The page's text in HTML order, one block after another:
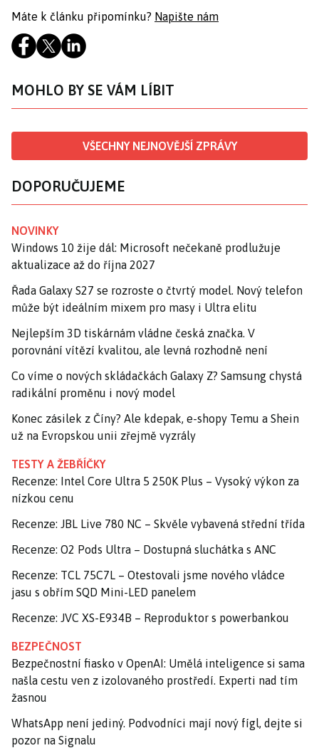
Máte k článku připomínku? Napište nám
MOHLO BY SE VÁM LÍBIT
VŠECHNY NEJNOVĚJŠÍ ZPRÁVY
DOPORUČUJEME
NOVINKY
Windows 10 žije dál: Microsoft nečekaně prodlužuje
aktualizace až do října 2027
Řada Galaxy S27 se rozroste o čtvrtý model. Nový telefon
může být ideálním mixem pro masy i Ultra elitu
Nejlepším 3D tiskárnám vládne česká značka. V
porovnání vítězí kvalitou, ale levná rozhodně není
Co víme o nových skládačkách Galaxy Z? Samsung chystá
radikální proměnu i nový model
Konec zásilek z Číny? Ale kdepak, e-shopy Temu a Shein
už na Evropskou unii zřejmě vyzrály
TESTY A ŽEBŘÍČKY
Recenze: Intel Core Ultra 5 250K Plus – Vysoký výkon za
nízkou cenu
Recenze: JBL Live 780 NC – Skvěle vybavená střední třída
Recenze: O2 Pods Ultra – Dostupná sluchátka s ANC
Recenze: TCL 75C7L – Otestovali jsme nového vládce
jasu s obřím SQD Mini-LED panelem
Recenze: JVC XS-E934B – Reproduktor s powerbankou
BEZPEČNOST
Bezpečnostní fiasko v OpenAI: Umělá inteligence si sama
našla cestu ven z izolovaného prostředí. Experti nad tím
žasnou
WhatsApp není jediný. Podvodníci mají nový fígl, dejte si
pozor na Signalu